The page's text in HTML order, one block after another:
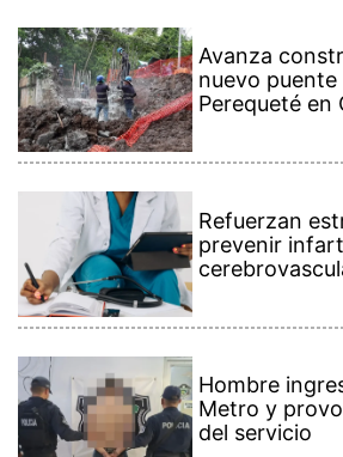
Avanza
nuevo
Perequeté en
Refuerzan
prevenir
Hombre
Metro y
del servicio